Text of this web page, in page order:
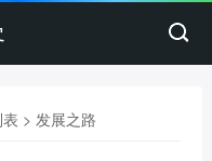
> 发展之路